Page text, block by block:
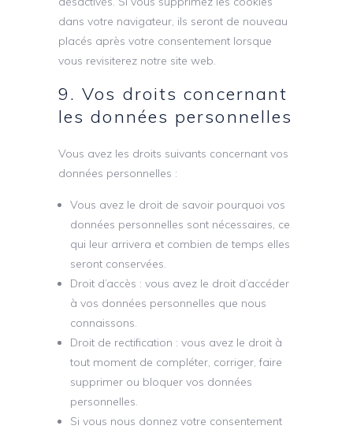
dans votre navigateur, ils seront de nouveau
placés après votre consentement lorsque
vous revisiterez notre site web.
9. Vos droits concernant
les données personnelles
Vous avez les droits suivants concernant vos
données personnelles :
Vous avez le droit de savoir pourquoi vos
données personnelles sont nécessaires, ce
qui leur arrivera et combien de temps elles
seront conservées.
Droit d’accès : vous avez le droit d’accéder
à vos données personnelles que nous
connaissons.
Droit de rectification : vous avez le droit à
tout moment de compléter, corriger, faire
supprimer ou bloquer vos données
personnelles.
Si vous nous donnez votre consentement